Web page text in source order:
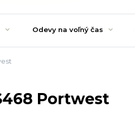
Odevy na voľný čas
Portwest